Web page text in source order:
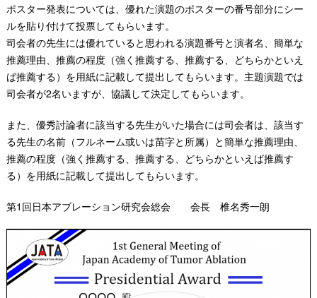
ポスター発表については、優れた演題のポスターの番号部分にシー
ルを貼り付けて投票してもらいます。
司会者の先生には優れていると思われる演題番号と演者名、簡単な
推薦理由、推薦の程度（強く推薦する、推薦する、どちらかといえ
ば推薦する）を用紙に記載して提出してもらいます。主題演題では
司会者が2名いますが、協議して決定してもらいます。
また、優秀討論者に該当する先生がいた場合には司会者は、該当す
る先生の名前（フルネーム或いは苗字と所属）と簡単な推薦理由、
推薦の程度（強く推薦する、推薦する、どちらかといえば推薦す
る）を用紙に記載して提出してもらいます。
第1回日本アブレーション研究会総会 会長 椎名秀一朗